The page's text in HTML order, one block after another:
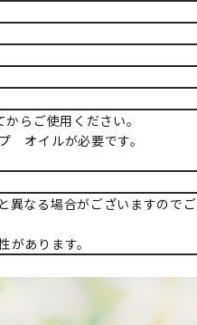
らご使用ください。
オイルが必要です。
異なる場合がございますのでご
あります。